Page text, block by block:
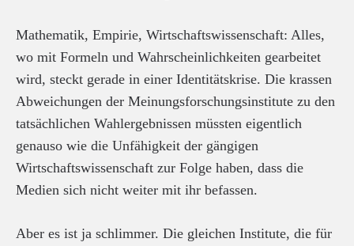
Mathematik, Empirie, Wirtschaftswissenschaft: Alles,
wo mit Formeln und Wahrscheinlichkeiten gearbeitet
wird, steckt gerade in einer Identitätskrise. Die krassen
Abweichungen der Meinungsforschungsinstitute zu den
tatsächlichen Wahlergebnissen müssten eigentlich
genauso wie die Unfähigkeit der gängigen
Wirtschaftswissenschaft zur Folge haben, dass die
Medien sich nicht weiter mit ihr befassen.
Aber es ist ja schlimmer. Die gleichen Institute, die für